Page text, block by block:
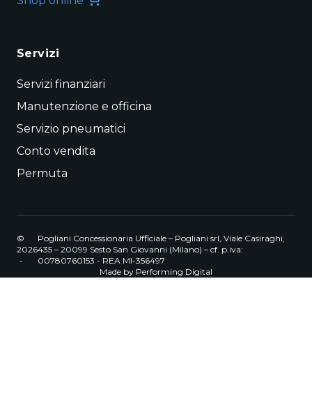
Servizi
Servizi finanziari
Manutenzione e officina
Servizio pneumatici
Conto vendita
Permuta
©
2026
-
Pogliani Concessionaria Ufficiale – Pogliani srl, Viale Casiraghi,
435 – 20099 Sesto San Giovanni (Milano) – cf. p.iva:
00780760153 - REA MI-356497
Made by Performing Digital